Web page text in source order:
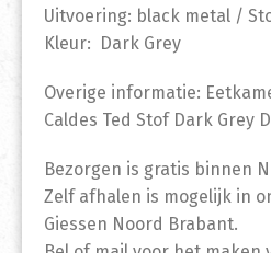
Uitvoering: black metal /
Kleur: Dark Grey
Overige informatie:
Caldes Ted Stof Dark Grey
Bezorgen is gratis binnen
Zelf afhalen is mogelijk in
Giessen Noord Brabant.